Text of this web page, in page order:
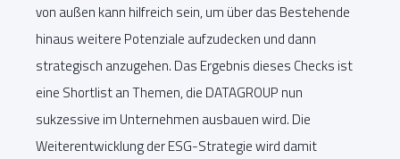
von außen kann hilfreich sein, um über das Bestehende
hinaus weitere Potenziale aufzudecken und dann
strategisch anzugehen. Das Ergebnis dieses Checks ist
eine Shortlist an Themen, die DATAGROUP nun
sukzessive im Unternehmen ausbauen wird. Die
Weiterentwicklung der ESG-Strategie wird damit